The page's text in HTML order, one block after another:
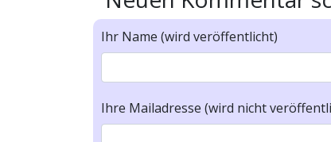
Ihr Name (wird veröffentlicht)
Ihre Mailadresse (wird nicht